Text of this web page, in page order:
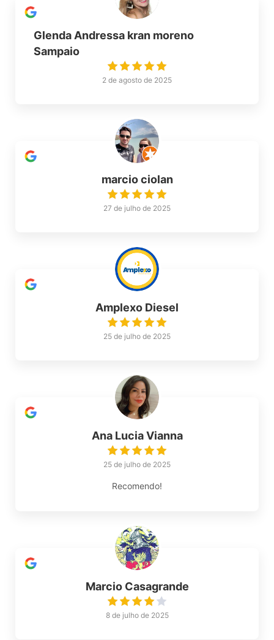
Glenda Andressa kran moreno
Sampaio
2 de agosto de 2025
marcio ciolan
27 de julho de 2025
Amplexo Diesel
25 de julho de 2025
Ana Lucia Vianna
25 de julho de 2025
Recomendo!
Marcio Casagrande
8 de julho de 2025